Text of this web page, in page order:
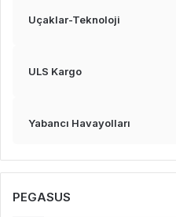
Uçaklar-Teknoloji
ULS Kargo
Yabancı Havayolları
PEGASUS